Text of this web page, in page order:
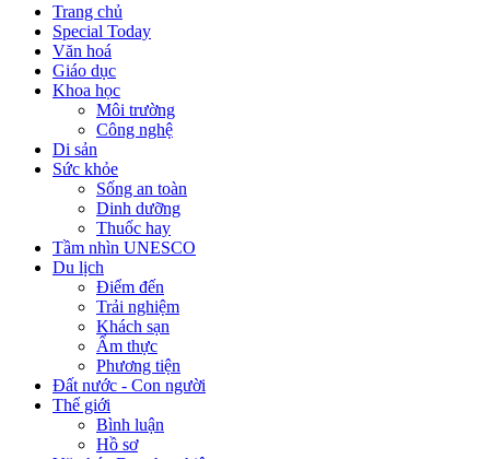
Trang chủ
Special Today
Văn hoá
Giáo dục
Khoa học
Môi trường
Công nghệ
Di sản
Sức khỏe
Sống an toàn
Dinh dưỡng
Thuốc hay
Tầm nhìn UNESCO
Du lịch
Điểm đến
Trải nghiệm
Khách sạn
Ẩm thực
Phương tiện
Đất nước - Con người
Thế giới
Bình luận
Hồ sơ